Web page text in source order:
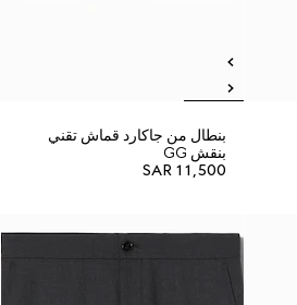
بنطال من جاكارد قماش تقني
بنقش GG
SAR 11,500